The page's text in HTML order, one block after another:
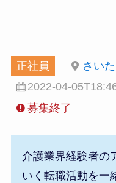
正社員
さい
2022-04-
募集終了
介護業界経験者の
いく転職活動を一